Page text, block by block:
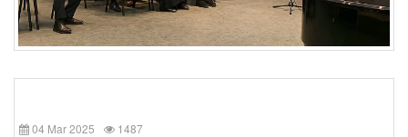
04 Mar 2025 1487